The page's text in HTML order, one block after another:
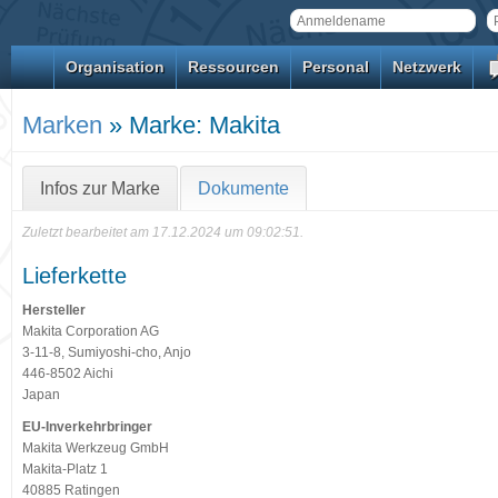
Organisation Ressourcen Personal Netzwerk
Marken » Marke: Makita
Infos zur Marke Dokumente
Zuletzt bearbeitet am 17.12.2024 um 09:02:51.
Lieferkette
Hersteller
Makita Corporation AG
3-11-8, Sumiyoshi-cho, Anjo
446-8502 Aichi
Japan
EU-Inverkehrbringer
Makita Werkzeug GmbH
Makita-Platz 1
40885 Ratingen